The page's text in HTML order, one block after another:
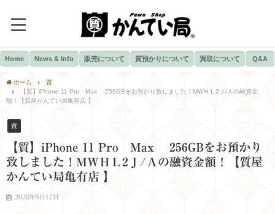
Home News & Info 販売について 質預かりについて 買取について Q&A
ホーム
質
【質】iPhone 11 Pro Max 256GBをお預かり致しました！MWＨＬ2Ｊ/Ａの融資金
額！【質屋かんてい局亀有店 】
質
【質】iPhone 11 Pro Max 256GBをお預かり
致しました！MWＨＬ2Ｊ/Ａの融資金額！【質屋
かんてい局亀有店 】
2020年5月17日